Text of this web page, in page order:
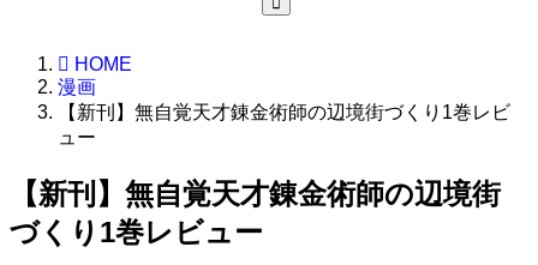
HOME
漫画
【新刊】無自覚天才錬金術師の辺境街づくり1巻レビ
ュー
【新刊】無自覚天才錬金術師の辺境街
づくり1巻レビュー